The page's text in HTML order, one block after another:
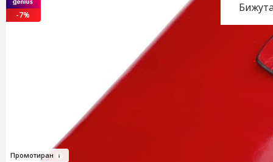
-7%
Промотиран